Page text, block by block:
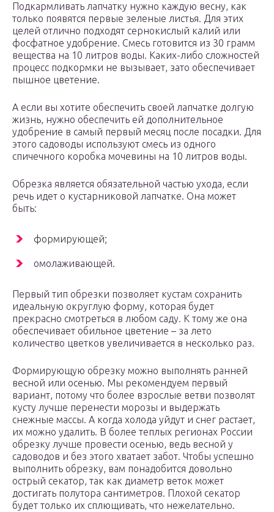
Подкармливать лапчатку нужно каждую весну, как
только появятся первые зеленые листья. Для этих
целей отлично подходят сернокислый калий или
фосфатное удобрение. Смесь готовится из 30 грамм
вещества на 10 литров воды. Каких-либо сложностей
процесс подкормки не вызывает, зато обеспечивает
пышное цветение.
А если вы хотите обеспечить своей лапчатке долгую
жизнь, нужно обеспечить ей дополнительное
удобрение в самый первый месяц после посадки. Для
этого садоводы используют смесь из одного
спичечного коробка мочевины на 10 литров воды.
Обрезка является обязательной частью ухода, если
речь идет о кустарниковой лапчатке. Она может
быть:
формирующей;
омолаживающей.
Первый тип обрезки позволяет кустам сохранить
идеальную округлую форму, которая будет
прекрасно смотреться в любом саду. К тому же она
обеспечивает обильное цветение – за лето
количество цветков увеличивается в несколько раз.
Формирующую обрезку можно выполнять ранней
весной или осенью. Мы рекомендуем первый
вариант, потому что более взрослые ветви позволят
кусту лучше перенести морозы и выдержать
снежные массы. А когда холода уйдут и снег растает,
их можно удалить. В более теплых регионах России
обрезку лучше провести осенью, ведь весной у
садоводов и без этого хватает забот. Чтобы успешно
выполнить обрезку, вам понадобится довольно
острый секатор, так как диаметр веток может
достигать полутора сантиметров. Плохой секатор
будет только их сплющивать, что нежелательно.